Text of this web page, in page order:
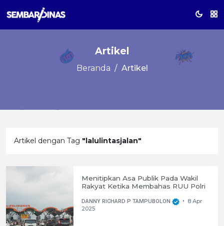
Artikel
Beranda Artikel
Artikel dengan Tag "lalulintasjalan"
Menitipkan Asa Publik Pada Wakil
Rakyat Ketika Membahas RUU Polri
DANNY RICHARD P TAMPUBOLON • 8 Apr
2025